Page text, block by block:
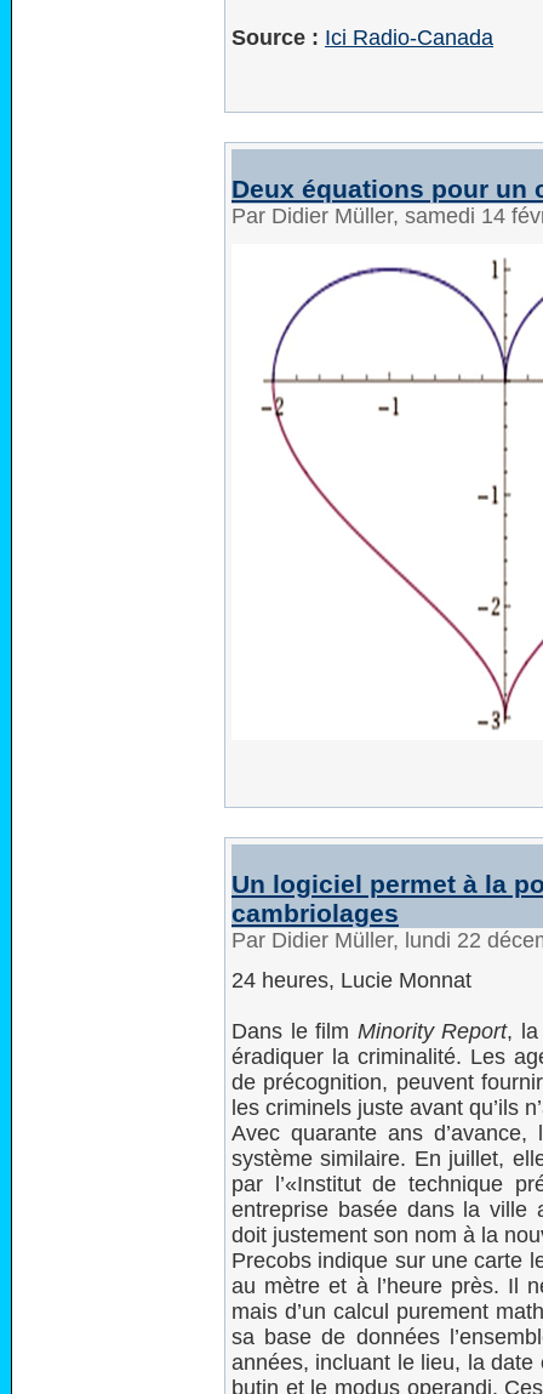
Source : Ici Radio-Canada
Deux équations pour un
Par Didier Müller, samedi 14
Un logiciel permet à la
cambriolages
Par Didier Müller, lundi 22
24 heures, Lucie Monnat
Dans le film Minority Report, la
éradiquer la criminalité. Les
de précognition, peuvent
les criminels juste avant qu’ils
Avec quarante ans
système similaire. En juillet,
par l’«Institut de technique
entreprise basée dans la ville
doit justement son nom à la
Precobs indique sur une carte
au mètre et à l’heure près. Il
mais d’un calcul purement
sa base de données
années, incluant le lieu, la date
butin et le modus operandi.